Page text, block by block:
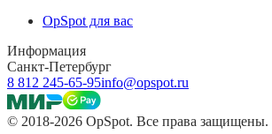
OpSpot для вас
Информация
Санкт-Петербург
8 812 245-65-95info@opspot.ru
© 2018-2026 OpSpot. Все права защищены.